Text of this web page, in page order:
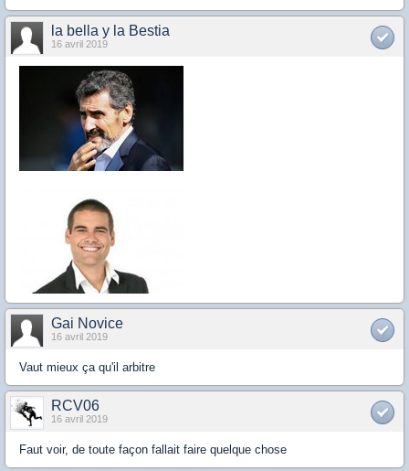
la bella y la Bestia
16 avril 2019
Gai Novice
16 avril 2019
Vaut mieux ça qu'il arbitre
RCV06
16 avril 2019
Faut voir, de toute façon fallait faire quelque chose